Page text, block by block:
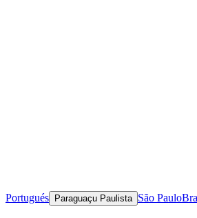
Portugués Paraguaçu Paulista São Paulo